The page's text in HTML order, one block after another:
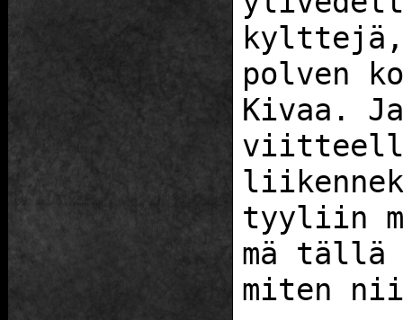
kylttejä,
polven
Kivaa.
tyyliin
mä tällä
miten